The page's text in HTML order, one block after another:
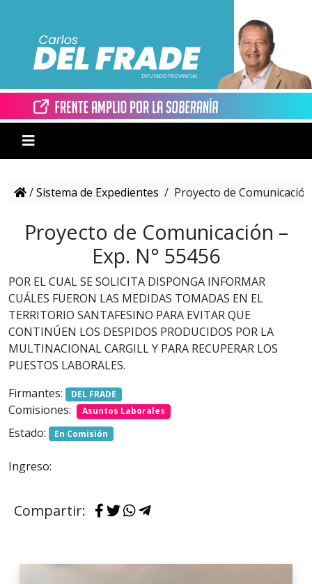
/Sistema de Expedientes / Proyecto de
Proyecto de Comunicación –
Exp. N° 55456
POR EL CUAL SE SOLICITA DISPONGA INFORMAR
CUÁLES FUERON LAS MEDIDAS TOMADAS EN EL
TERRITORIO SANTAFESINO PARA EVITAR QUE
CONTINÚEN LOS DESPIDOS PRODUCIDOS POR LA
MULTINACIONAL CARGILL Y PARA RECUPERAR LOS
PUESTOS LABORALES.
Firmantes:
DEL FRADE
Comisiones: Asuntos Laborales
Estado: En Comisión
Ingreso:
Compartir: